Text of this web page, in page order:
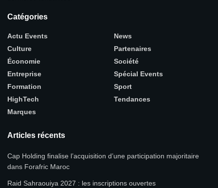
Catégories
Actu Events
Culture
Économie
Entreprise
Formation
HighTech
Marques
News
Partenaires
Société
Spécial Events
Sport
Tendances
Articles récents
Cap Holding finalise l’acquisition d’une participation majoritaire
dans Forafric Maroc
Raid Sahraouiya 2027 : les inscriptions ouvertes